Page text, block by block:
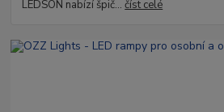
LEDSON nabízí špič...číst celé